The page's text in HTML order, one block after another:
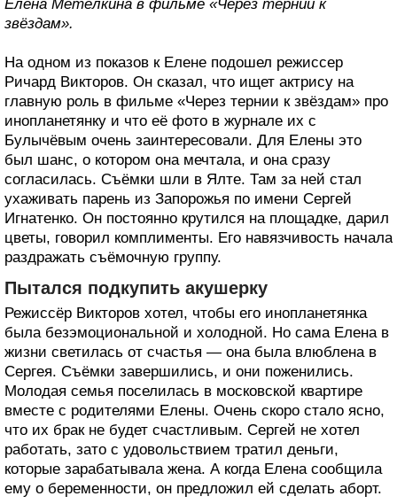
Елена Метёлкина в фильме «Через тернии к
звёздам».
На одном из показов к Елене подошел режиссер
Ричард Викторов. Он сказал, что ищет актрису на
главную роль в фильме «Через тернии к звёздам» про
инопланетянку и что её фото в журнале их с
Булычёвым очень заинтересовали. Для Елены это
был шанс, о котором она мечтала, и она сразу
согласилась. Съёмки шли в Ялте. Там за ней стал
ухаживать парень из Запорожья по имени Сергей
Игнатенко. Он постоянно крутился на площадке, дарил
цветы, говорил комплименты. Его навязчивость начала
раздражать съёмочную группу.
Пытался подкупить акушерку
Режиссёр Викторов хотел, чтобы его инопланетянка
была безэмоциональной и холодной. Но сама Елена в
жизни светилась от счастья — она была влюблена в
Сергея. Съёмки завершились, и они поженились.
Молодая семья поселилась в московской квартире
вместе с родителями Елены. Очень скоро стало ясно,
что их брак не будет счастливым. Сергей не хотел
работать, зато с удовольствием тратил деньги,
которые зарабатывала жена. А когда Елена сообщила
ему о беременности, он предложил ей сделать аборт.